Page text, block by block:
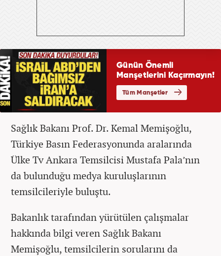
Sağlık Bakanı Prof. Dr. Kemal Memişoğlu,
Türkiye Basın Federasyonunda aralarında
Ülke Tv Ankara Temsilcisi Mustafa Pala’nın
da bulunduğu medya kuruluşlarının
temsilcileriyle buluştu.
Bakanlık tarafından yürütülen çalışmalar
hakkında bilgi veren Sağlık Bakanı
Memişoğlu, temsilcilerin sorularını da